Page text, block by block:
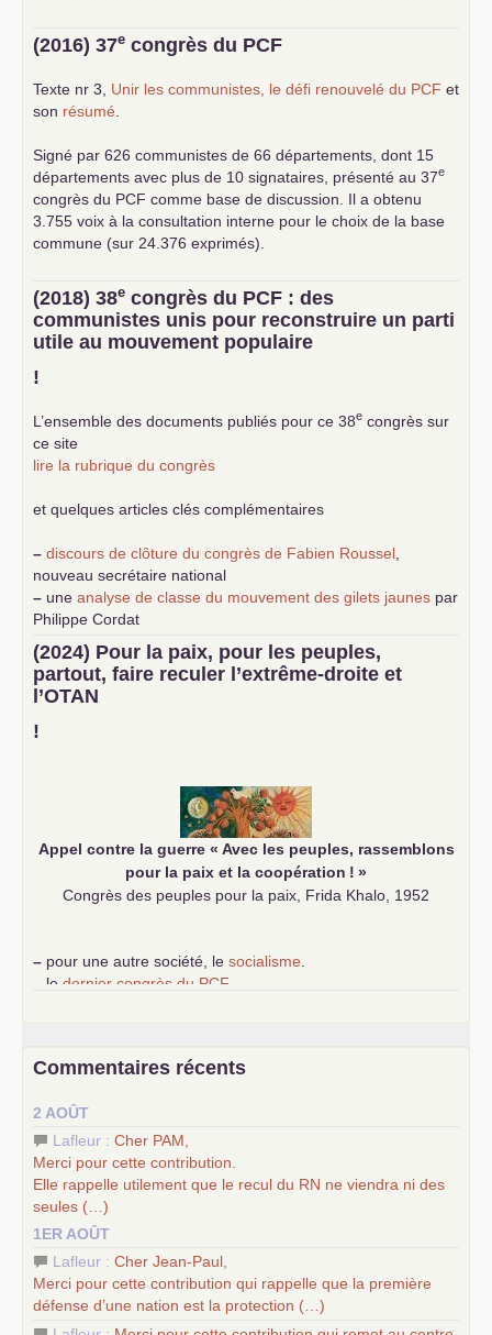
(2016) 37e congrès du PCF
Texte nr 3, Unir les communistes, le défi renouvelé du PCF et
son résumé
Signé par 626 communistes de 66 départements, dont 15
départements avec plus de 10 signataires, présenté au 37e
congrès du PCF comme base de discussion. Il a obtenu
3.755 voix à la consultation interne pour le choix de la base
commune (sur 24.376 exprimés).
(2018) 38e congrès du PCF : des
communistes unis pour reconstruire un parti
utile au mouvement populaire
!
L’ensemble des documents publiés pour ce 38e congrès sur
ce site
lire la rubrique du congrès
et quelques articles clés complémentaires
– discours de clôture du congrès de Fabien Roussel
nouveau secrétaire national
– une analyse de classe du mouvement des gilets jaunes par
Philippe Cordat
–
un texte de Jean-Claude Delaunay
le marxisme est la
science sociale de notre temps
–un appel proposé aux partis communistes et ouvrier
d’Europe
–
(2024) Pour la paix, pour les peuples,
partout, faire reculer l’extrême-droite et
l’OTAN
!
Appel contre la guerre « Avec les peuples, rassemblons
pour la paix et la coopération ! »
Congrès des peuples pour la paix, Frida Khalo, 1952
– pour une autre société, le socialisme
le dernier congrès du PCF
science sociale de notre temps
d’Europe
–lescinq chantiers pour contribuer au débat sur le projet
communiste
Commentaires récents
2 AOÛT
Lafleur : Cher PAM
Merci pour cette contribution.
Elle rappelle utilement que le recul du RN ne viendra ni des
seules (…)
1ER AOÛT
Lafleur : Cher Jean-Paul,
Merci pour cette contribution qui rappelle que la première
défense d’une nation est la protection (…)